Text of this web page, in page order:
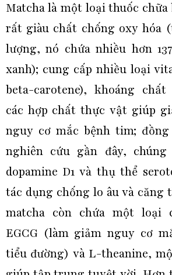
Matcha là một loại thuốc chữa
rất giàu chất chống oxy hóa
lượng, nó chứa nhiều hơn
xanh); cung cấp nhiều loại
beta-carotene), khoáng
các hợp chất thực vật giúp
nguy cơ mắc bệnh tim;
nghiên cứu gần đây,
dopamine D1 và thụ thể
tác dụng chống lo âu và căng
matcha còn chứa một loại
EGCG (làm giảm nguy cơ
tiểu đường) và L-theanine,